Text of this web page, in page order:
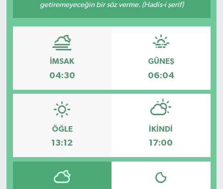
getiremeyeceğin bir söz verme. (Hadis-i şerif)
İMSAK
04:30
GÜNEŞ
06:04
ÖĞLE
13:12
İKINDI
17:00